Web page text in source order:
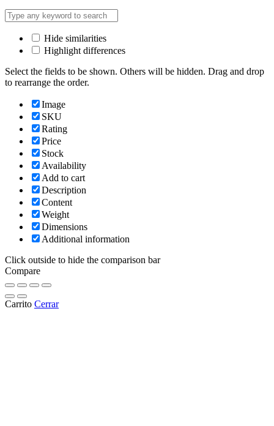
Hide similarities
Highlight differences
Select the fields to be shown. Others will be hidden. Drag and drop
to rearrange the order.
Image
SKU
Rating
Price
Stock
Availability
Add to cart
Description
Content
Weight
Dimensions
Additional information
Click outside to hide the comparison bar
Compare
Carrito Cerrar